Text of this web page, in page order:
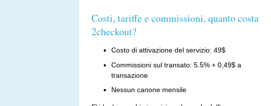
Costi, tariffe e commissioni, quanto costa
2checkout?
Costo di attivazione del servizio: 49$
Commissioni sul transato: 5.5% + 0,49$ a
transazione
Nessun canone mensile